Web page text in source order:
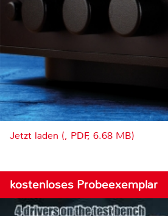
Jetzt laden (, PDF, 6.68 MB)
kostenloses Probeexemplar